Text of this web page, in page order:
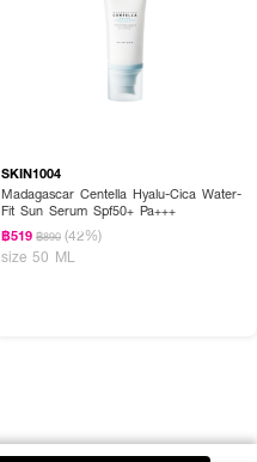
SKIN1004
Madagascar Centella Hyalu-Cica Water-
Fit Sun Serum Spf50+ Pa+++
฿519 ฿890 (42%)
size 50 ML